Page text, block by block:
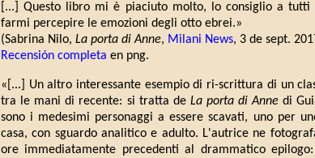
[...] Questo libro mi è piaciuto molto, lo consiglio a
farmi percepire le emozioni degli otto ebrei.»
(Sabrina Nilo, La porta di Anne, Milani News, 3 de sept.
Recensión completa en png.
«[...] Un altro interessante esempio di ri-scrittura di un
tra le mani di recente: si tratta de La porta di Anne di
sono i medesimi personaggi a essere scavati, uno per
casa, con sguardo analitico e adulto. L'autrice ne
ore immediatamente precedenti al drammatico